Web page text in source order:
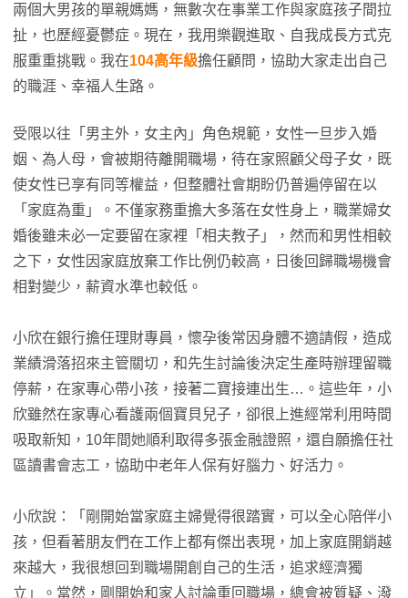
兩個大男孩的單親媽媽，無數次在事業工作與家庭孩子間拉
扯，也歷經憂鬱症。現在，我用樂觀進取、自我成長方式克
服重重挑戰。我在104高年級擔任顧問，協助大家走出自己
的職涯、幸福人生路。
受限以往「男主外，女主內」角色規範，女性一旦步入婚
姻、為人母，會被期待離開職場，待在家照顧父母子女，既
使女性已享有同等權益，但整體社會期盼仍普遍停留在以
「家庭為重」。不僅家務重擔大多落在女性身上，職業婦女
婚後雖未必一定要留在家裡「相夫教子」，然而和男性相較
之下，女性因家庭放棄工作比例仍較高，日後回歸職場機會
相對變少，薪資水準也較低。
小欣在銀行擔任理財專員，懷孕後常因身體不適請假，造成
業績滑落招來主管關切，和先生討論後決定生產時辦理留職
停薪，在家專心帶小孩，接著二寶接連出生…。這些年，小
欣雖然在家專心看護兩個寶貝兒子，卻很上進經常利用時間
吸取新知，10年間她順利取得多張金融證照，還自願擔任社
區讀書會志工，協助中老年人保有好腦力、好活力。
小欣說：「剛開始當家庭主婦覺得很踏實，可以全心陪伴小
孩，但看著朋友們在工作上都有傑出表現，加上家庭開銷越
來越大，我很想回到職場開創自己的生活，追求經濟獨
立」。當然，剛開始和家人討論重回職場，總會被質疑、潑